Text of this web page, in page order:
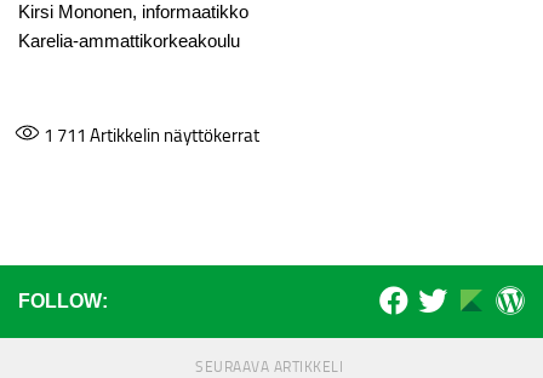
Kirsi Mononen, informaatikko
Karelia-ammattikorkeakoulu
1 711 Artikkelin näyttökerrat
FOLLOW:
SEURAAVA ARTIKKELI